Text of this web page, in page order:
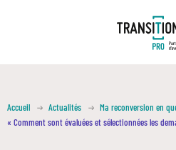
Accueil Actualités
Ma reconversion en
« Comment sont évaluées et sélectionnées les